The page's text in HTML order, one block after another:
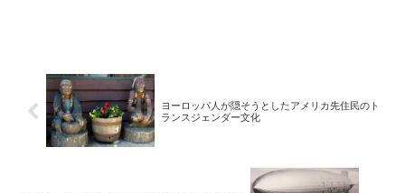
ヨーロッパ人が隠そうとしたアメリカ先住民のト
ランスジェンダー文化